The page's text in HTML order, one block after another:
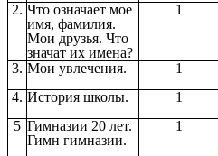
2. Что означает мое
имя, фамилия.
Мои друзья. Что
значат их имена?
1
3. Мои увлечения. 1
4. История школы. 1
5 Гимназии 20 лет.
Гимн гимназии.
1